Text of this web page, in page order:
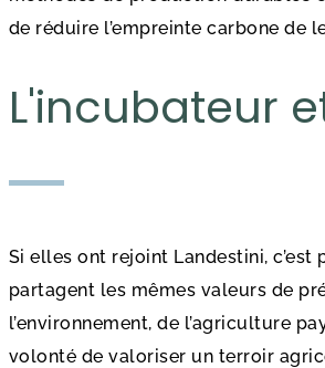
de réduire l’empreinte carbone de
L'incubateur
Si elles ont rejoint Landestini, c’est
partagent les mêmes valeurs de
l’environnement, de l’agriculture
volonté de valoriser un terroir